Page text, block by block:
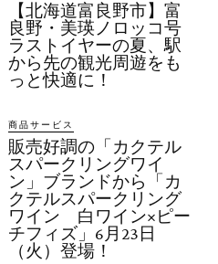
【北海道富良野市】富
良野・美瑛ノロッコ号
ラストイヤーの夏、駅
から先の観光周遊をも
っと快適に！
商品サービス
販売好調の「カクテル
スパークリングワイ
ン」ブランドから「カ
クテルスパークリング
ワイン 白ワイン×ピー
チフィズ」6月23日
（火）登場！